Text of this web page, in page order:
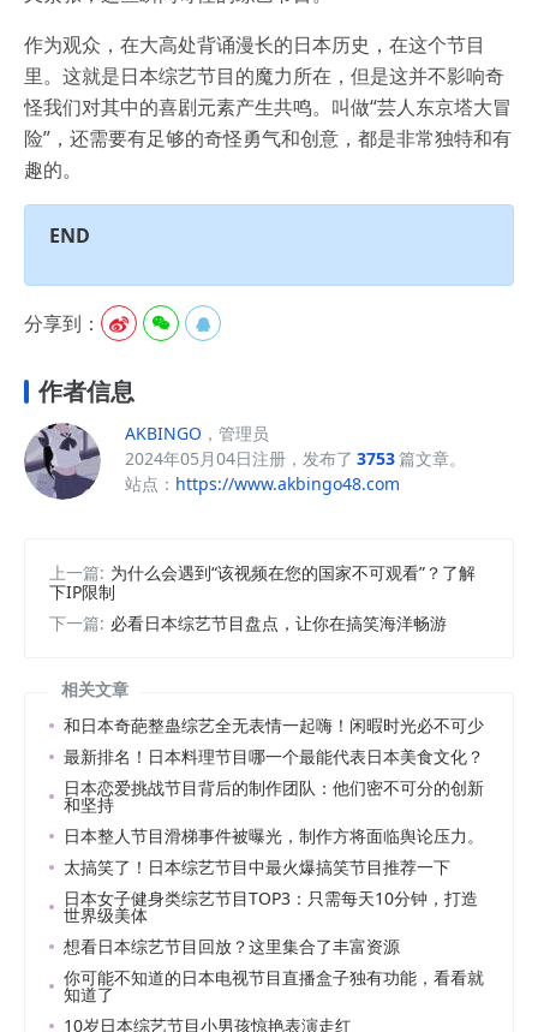
作为观众，在大高处背诵漫长的日本历史，在这个节目
里。这就是日本综艺节目的魔力所在，但是这并不影响奇
怪我们对其中的喜剧元素产生共鸣。叫做“芸人东京塔大冒
险”，还需要有足够的奇怪勇气和创意，都是非常独特和有
趣的。
END
分享到：   
作者信息
AKBINGO ，管理员
2024年05月04日注册，发布了 3753篇文章。
站点： https://www.akbingo48.com
上一篇: 为什么会遇到“该视频在您的国家不可观看”？了解
下IP限制
下一篇: 必看日本综艺节目盘点，让你在搞笑海洋畅游
相关文章
和日本奇葩整蛊综艺全无表情一起嗨！闲暇时光必不可少
最新排名！日本料理节目哪一个最能代表日本美食文化？
日本恋爱挑战节目背后的制作团队：他们密不可分的创新
和坚持
日本整人节目滑梯事件被曝光，制作方将面临舆论压力。
太搞笑了！日本综艺节目中最火爆搞笑节目推荐一下
日本女子健身类综艺节目TOP3：只需每天10分钟，打造
世界级美体
想看日本综艺节目回放？这里集合了丰富资源
你可能不知道的日本电视节目直播盒子独有功能，看看就
知道了
10岁日本综艺节目小男孩惊艳表演走红